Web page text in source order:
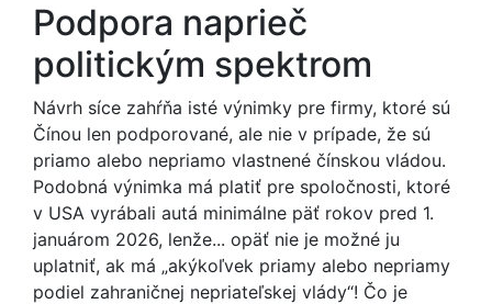
Podpora naprieč
politickým spektrom
Návrh síce zahŕňa isté výnimky pre firmy, ktoré sú
Čínou len podporované, ale nie v prípade, že sú
priamo alebo nepriamo vlastnené čínskou vládou.
Podobná výnimka má platiť pre spoločnosti, ktoré
v USA vyrábali autá minimálne päť rokov pred 1.
januárom 2026, lenže... opäť nie je možné ju
uplatniť, ak má „akýkoľvek priamy alebo nepriamy
podiel zahraničnej nepriateľskej vlády“! Čo je